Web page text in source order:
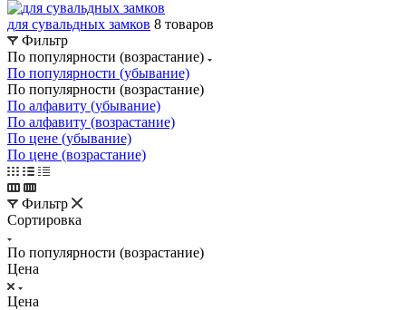
для сувальдных замков 8 товаров
Фильтр
По популярности (возрастание)
По популярности (убывание)
По популярности (возрастание)
По алфавиту (убывание)
По алфавиту (возрастание)
По цене (убывание)
По цене (возрастание)
Фильтр
Сортировка
По популярности (возрастание)
Цена
Цена